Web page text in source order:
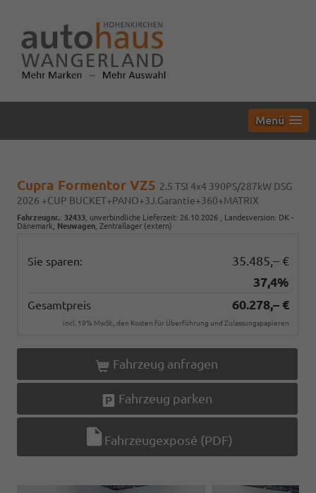
Menü
Cupra Formentor VZ5 2.5 TSI 4x4 390PS/287kW DSG
2026 +CUP BUCKET+PANO+3J.Garantie+360+MATRIX
Fahrzeugnr.: 32433 , unverbindliche Lieferzeit: 26.10.2026 , Landesversion: DK -
Dänemark, Neuwagen , Zentrallager (extern)
Sie sparen:
35.485,– €
37,4%
Gesamtpreis 60.278,– €
incl. 19% MwSt., den Kosten für Überführung und Zulassungspapieren
Fahrzeug anfragen
Fahrzeug parken
Fahrzeugexposé (PDF)